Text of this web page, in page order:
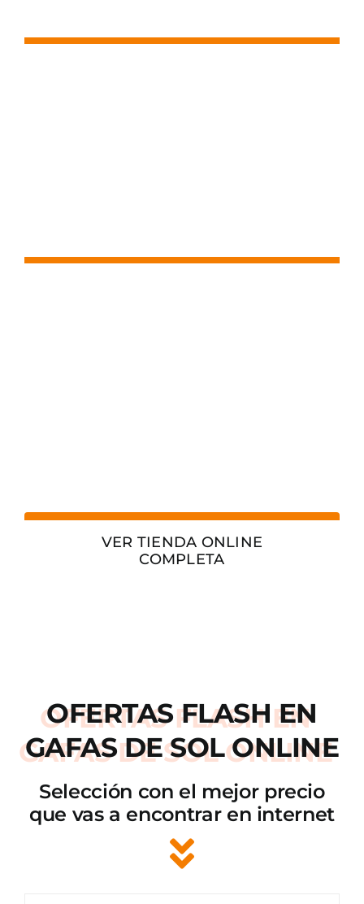
VER TIENDA ONLINE
COMPLETA
OFERTAS FLASH EN
GAFAS DE SOL ONLINE
Selección con el mejor precio
que vas a encontrar en internet